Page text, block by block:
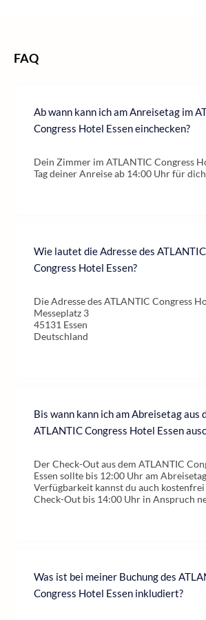
FAQ
Ab wann kann ich am Anreisetag im
Congress Hotel Essen einchecken?
Dein Zimmer im ATLANTIC Congress
Tag deiner Anreise ab 14:00 Uhr für
Wie lautet die Adresse des ATLANTIC
Congress Hotel Essen?
Die Adresse des ATLANTIC Congress
Messeplatz 3
45131 Essen
Deutschland
Bis wann kann ich am Abreisetag aus
ATLANTIC Congress Hotel Essen
Der Check-Out aus dem ATLANTIC
Essen sollte bis 12:00 Uhr am
Verfügbarkeit kannst du auch kostenfrei
Check-Out bis 14:00 Uhr in Anspruch
Was ist bei meiner Buchung des
Congress Hotel Essen inkludiert?